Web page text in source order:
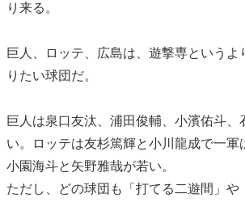
り来る。
巨人、ロッテ、広島は、遊撃専というよ
りたい球団だ。
巨人は泉口友汰、浦田俊輔、小濱佑斗、
い。ロッテは友杉篤輝と小川龍成で一軍
小園海斗と矢野雅哉が若い。
ただし、どの球団も「打てる二遊間」や